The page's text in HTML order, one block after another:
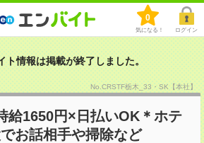
0
気になる！ ログイン
ト情報は掲載が終了しました。
No.CRSTF栃木_33・SK【本社】
給1650円×日払いOK＊ホテ
お話相手や掃除など